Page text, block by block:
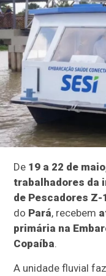
De 19 a 22 de
trabalhadores da
de Pescadores Z-
do Pará, recebem
primária na
Copaíba.
A unidade fluvial